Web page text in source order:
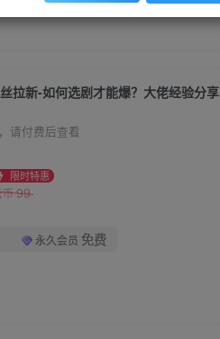
丝拉新-如何选剧才能爆？大佬经验分享
请付费后查看
限时特惠
币99
永久会员 免费